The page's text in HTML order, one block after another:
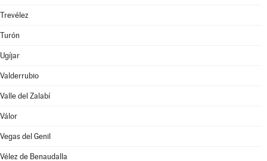
Trevélez
Turón
Ugíjar
Valderrubio
Valle del Zalabí
Válor
Vegas del Genil
Vélez de Benaudalla